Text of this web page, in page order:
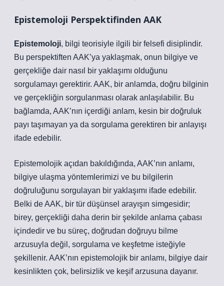
Epistemoloji Perspektifinden AAK
Epistemoloji, bilgi teorisiyle ilgili bir felsefi disiplindir.
Bu perspektiften AAK’ya yaklaşmak, onun bilgiye ve
gerçekliğe dair nasıl bir yaklaşımı olduğunu
sorgulamayı gerektirir. AAK, bir anlamda, doğru bilginin
ve gerçekliğin sorgulanması olarak anlaşılabilir. Bu
bağlamda, AAK’nın içerdiği anlam, kesin bir doğruluk
payı taşımayan ya da sorgulama gerektiren bir anlayışı
ifade edebilir.
Epistemolojik açıdan bakıldığında, AAK’nın anlamı,
bilgiye ulaşma yöntemlerimizi ve bu bilgilerin
doğruluğunu sorgulayan bir yaklaşımı ifade edebilir.
Belki de AAK, bir tür düşünsel arayışın simgesidir;
birey, gerçekliği daha derin bir şekilde anlama çabası
içindedir ve bu süreç, doğrudan doğruyu bilme
arzusuyla değil, sorgulama ve keşfetme isteğiyle
şekillenir. AAK’nın epistemolojik bir anlamı, bilgiye dair
kesinlikten çok, belirsizlik ve keşif arzusuna dayanır.